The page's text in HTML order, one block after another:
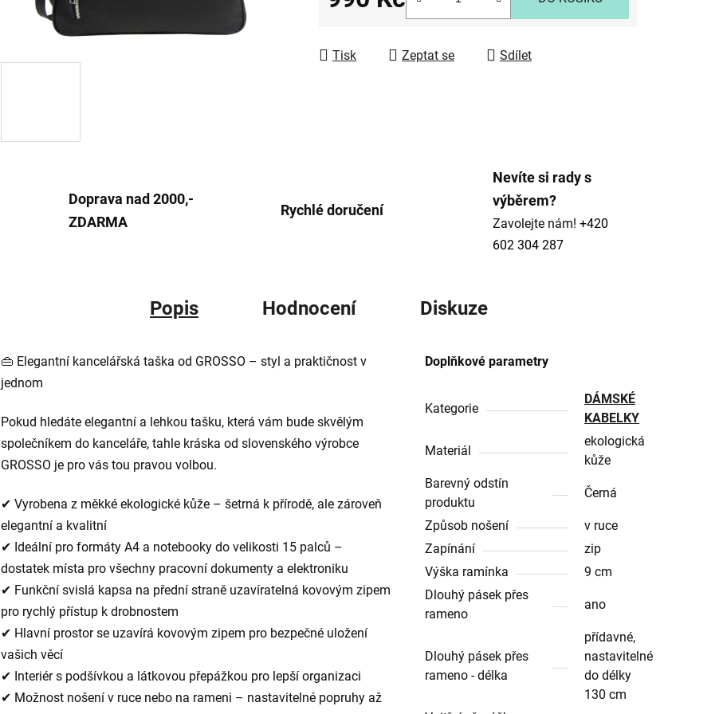
hvězdiček.
Tisk Zeptat se Sdílet
Doprava nad 2000,-
ZDARMA
Rychlé doručení
Nevíte si rady s
výběrem?
Zavolejte nám! +420
602 304 287
Popis Hodnocení Diskuze
👜 Elegantní kancelářská taška od GROSSO – styl a praktičnost v
jednom
Pokud hledáte elegantní a lehkou tašku, která vám bude skvělým
společníkem do kanceláře, tahle kráska od slovenského výrobce
GROSSO je pro vás tou pravou volbou.
✔ Vyrobena z měkké ekologické kůže – šetrná k přírodě, ale zároveň
elegantní a kvalitní
✔ Ideální pro formáty A4 a notebooky do velikosti 15 palců –
dostatek místa pro všechny pracovní dokumenty a elektroniku
✔ Funkční svislá kapsa na přední straně uzavíratelná kovovým zipem
pro rychlý přístup k drobnostem
✔ Hlavní prostor se uzavírá kovovým zipem pro bezpečné uložení
vašich věcí
✔ Interiér s podšívkou a látkovou přepážkou pro lepší organizaci
✔ Možnost nošení v ruce nebo na rameni – nastavitelné popruhy až
Doplňkové parametry
Kategorie
DÁMSKÉ
KABELKY
Materiál
ekologická
kůže
Barevný odstín
produktu
Černá
Způsob nošení
v ruce
Zapínání
zip
Výška ramínka
9 cm
Dlouhý pásek přes
rameno
ano
Dlouhý pásek přes
rameno - délka
přídavné,
nastavitelné
do délky
130 cm